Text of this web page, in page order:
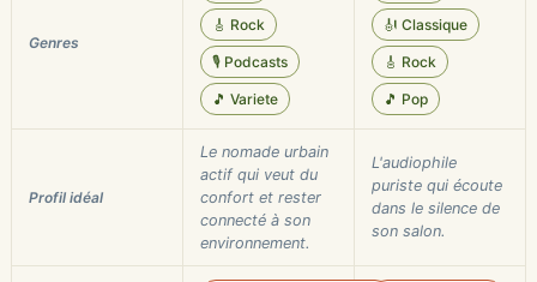
Genres
🎸 Rock
🎙️ Podcasts
🎵 Variete
🎻 Classique
🎸 Rock
🎵 Pop
Profil idéal
Le nomade urbain
actif qui veut du
confort et rester
connecté à son
environnement.
L'audiophile
puriste qui écoute
dans le silence de
son salon.